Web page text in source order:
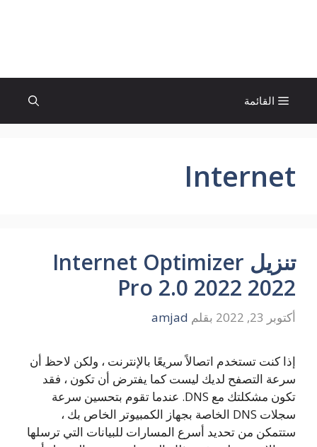
القائمة
Internet
تنزيل Internet Optimizer
Pro 2.0 2022 2022
أكتوبر 23, 2022 بقلم amjad
إذا كنت تستخدم اتصالاً سريعًا بالإنترنت ، ولكن لاحظ أن
سرعة التصفح لديك ليست كما يفترض أن تكون ، فقد
تكون مشكلتك مع DNS. عندما تقوم بتحسين سرعة
سجلات DNS الخاصة بجهاز الكمبيوتر الخاص بك ،
ستتمكن من تحديد أسرع المسارات للبيانات التي ترسلها